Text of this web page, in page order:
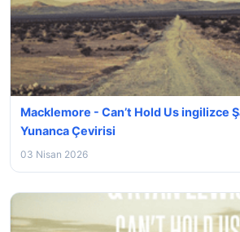
Macklemore - Can’t Hold Us ingilizce
Yunanca Çevirisi
03 Nisan 2026